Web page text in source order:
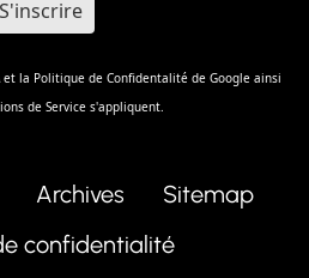
et la Politique de Confidentalité de Google ainsi
de Service s'appliquent.
Archives
Sitemap
confidentialité